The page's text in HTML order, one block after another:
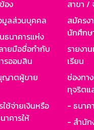
อง
มูลส่วนบุคคล
นาคารแห่ง
ายมือชื่อกำกับ
รออมสิน
ญาตผู้ขาย
ช้จ่ายเงินหรือ
คารให้
สาขา /
สมัครง
นักศึกษ
รายงา
เรียน
ช่องทา
ทุจริตแ
- ธนาค
- สำนัก